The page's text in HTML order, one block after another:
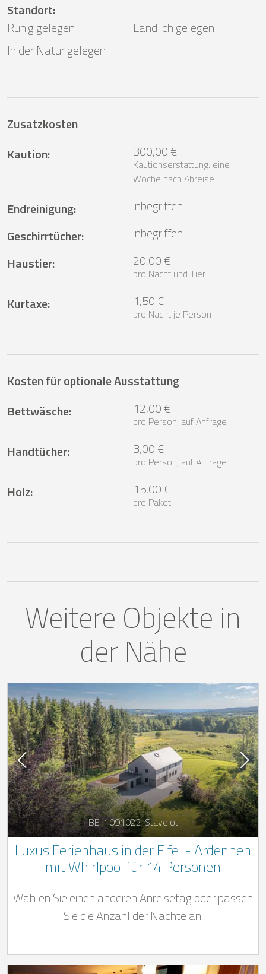
Standort:
Ruhig gelegen
Ländlich gelegen
In der Natur gelegen
Zusatzkosten
Kaution: 300,00 €
Kautionserstattung: eine
Woche nach Abreise
Endreinigung:
inbegriffen
Geschirrtücher:
inbegriffen
Haustier: 20,00 €
pro Nacht und Tier
Kurtaxe: 1,50 €
pro Nacht je Person
Kosten für optionale Ausstattung
Bettwäsche: 12,00 €
pro Person, auf Anfrage
Handtücher: 3,00 €
pro Person, auf Anfrage
Holz: 15,00 €
pro Paket
Weitere Objekte in
der Nähe
BE-1091022-Stavelot
Luxus Ferienhaus in der Eifel - Ardennen
mit Whirlpool für 14 Personen
Wählen Sie einen anderen Anreisetag oder passen
Sie die Anzahl der Nächte an.